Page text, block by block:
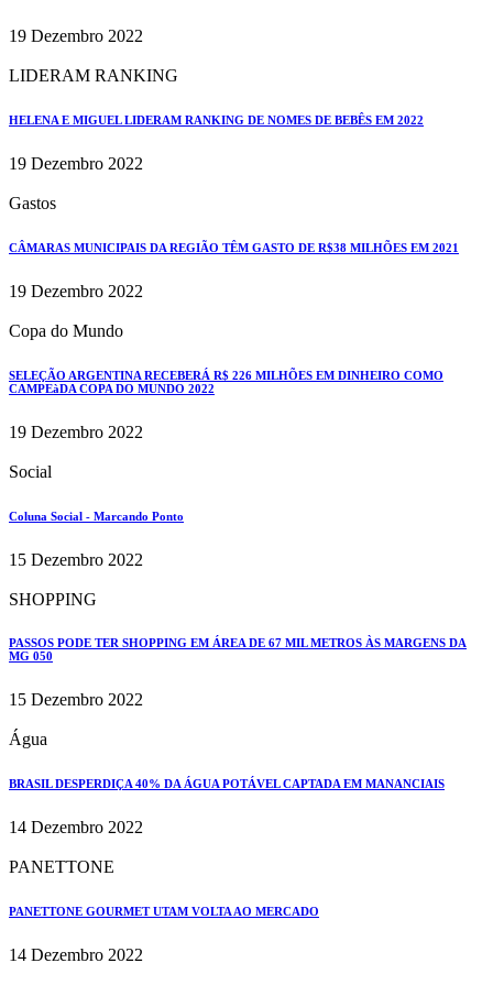
19 Dezembro 2022
LIDERAM RANKING
HELENA E MIGUEL LIDERAM RANKING DE NOMES DE BEBÊS EM 2022
19 Dezembro 2022
Gastos
CÂMARAS MUNICIPAIS DA REGIÃO TÊM GASTO DE R$38 MILHÕES EM 2021
19 Dezembro 2022
Copa do Mundo
SELEÇÃO ARGENTINA RECEBERÁ R$ 226 MILHÕES EM DINHEIRO COMO
CAMPEàDA COPA DO MUNDO 2022
19 Dezembro 2022
Social
Coluna Social - Marcando Ponto
15 Dezembro 2022
SHOPPING
PASSOS PODE TER SHOPPING EM ÁREA DE 67 MIL METROS ÀS MARGENS DA
MG 050
15 Dezembro 2022
Água
BRASIL DESPERDIÇA 40% DA ÁGUA POTÁVEL CAPTADA EM MANANCIAIS
14 Dezembro 2022
PANETTONE
PANETTONE GOURMET UTAM VOLTA AO MERCADO
14 Dezembro 2022